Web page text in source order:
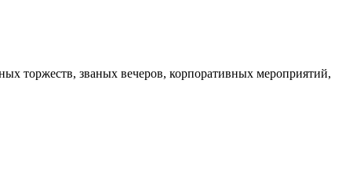
торжеств, званых вечеров, корпоративных мероприятий,